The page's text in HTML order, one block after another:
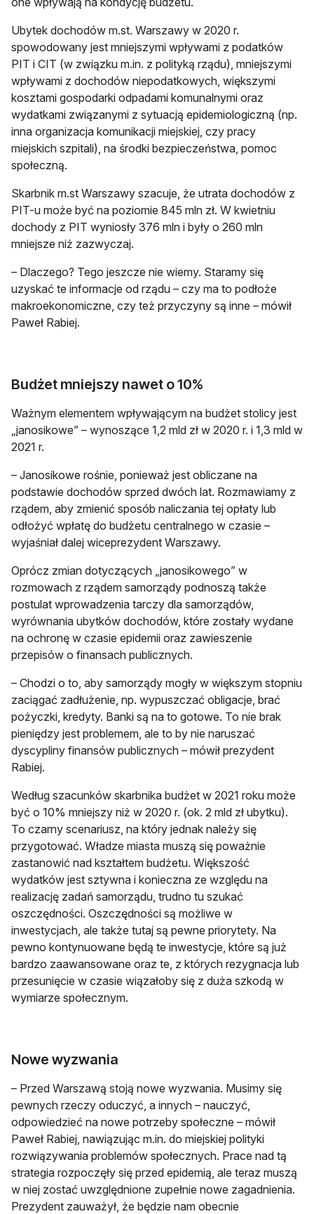
Ubytek dochodów m.st. Warszawy w 2020 r.
spowodowany jest mniejszymi wpływami z podatków
PIT i CIT (w związku m.in. z polityką rządu), mniejszymi
wpływami z dochodów niepodatkowych, większymi
kosztami gospodarki odpadami komunalnymi oraz
wydatkami związanymi z sytuacją epidemiologiczną (np.
inna organizacja komunikacji miejskiej, czy pracy
miejskich szpitali), na środki bezpieczeństwa, pomoc
społeczną.
Skarbnik m.st Warszawy szacuje, że utrata dochodów z
PIT-u może być na poziomie 845 mln zł. W kwietniu
dochody z PIT wyniosły 376 mln i były o 260 mln
mniejsze niż zazwyczaj.
– Dlaczego? Tego jeszcze nie wiemy. Staramy się
uzyskać te informacje od rządu – czy ma to podłoże
makroekonomiczne, czy też przyczyny są inne – mówił
Paweł Rabiej.
Budżet mniejszy nawet o 10%
Ważnym elementem wpływającym na budżet stolicy jest
„janosikowe” – wynoszące 1,2 mld zł w 2020 r. i 1,3 mld w
2021 r.
– Janosikowe rośnie, ponieważ jest obliczane na
podstawie dochodów sprzed dwóch lat. Rozmawiamy z
rządem, aby zmienić sposób naliczania tej opłaty lub
odłożyć wpłatę do budżetu centralnego w czasie –
wyjaśniał dalej wiceprezydent Warszawy.
Oprócz zmian dotyczących „janosikowego” w
rozmowach z rządem samorządy podnoszą także
postulat wprowadzenia tarczy dla samorządów,
wyrównania ubytków dochodów, które zostały wydane
na ochronę w czasie epidemii oraz zawieszenie
przepisów o finansach publicznych.
– Chodzi o to, aby samorządy mogły w większym stopniu
zaciągać zadłużenie, np. wypuszczać obligacje, brać
pożyczki, kredyty. Banki są na to gotowe. To nie brak
pieniędzy jest problemem, ale to by nie naruszać
dyscypliny finansów publicznych – mówił prezydent
Rabiej.
Według szacunków skarbnika budżet w 2021 roku może
być o 10% mniejszy niż w 2020 r. (ok. 2 mld zł ubytku).
To czarny scenariusz, na który jednak należy się
przygotować. Władze miasta muszą się poważnie
zastanowić nad kształtem budżetu. Większość
wydatków jest sztywna i konieczna ze względu na
realizację zadań samorządu, trudno tu szukać
oszczędności. Oszczędności są możliwe w
inwestycjach, ale także tutaj są pewne priorytety. Na
pewno kontynuowane będą te inwestycje, które są już
bardzo zaawansowane oraz te, z których rezygnacja lub
przesunięcie w czasie wiązałoby się z duża szkodą w
wymiarze społecznym.
Nowe wyzwania
– Przed Warszawą stoją nowe wyzwania. Musimy się
pewnych rzeczy oduczyć, a innych – nauczyć,
odpowiedzieć na nowe potrzeby społeczne – mówił
Paweł Rabiej, nawiązując m.in. do miejskiej polityki
rozwiązywania problemów społecznych. Prace nad tą
strategia rozpoczęły się przed epidemią, ale teraz muszą
w niej zostać uwzględnione zupełnie nowe zagadnienia.
Prezydent zauważył, że będzie nam obecnie